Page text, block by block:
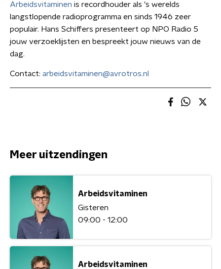
Arbeidsvitaminen is recordhouder als 's werelds
langstlopende radioprogramma en sinds 1946 zeer
populair. Hans Schiffers presenteert op NPO Radio 5
jouw verzoeklijsten en bespreekt jouw nieuws van de
dag.
Contact: arbeidsvitaminen@avrotros.nl
Meer uitzendingen
Arbeidsvitaminen
Gisteren
09:00 - 12:00
Arbeidsvitaminen